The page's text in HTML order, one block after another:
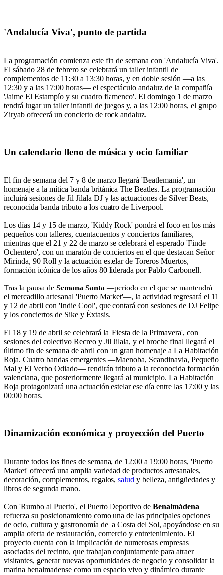
'Andalucía Viva', punto de partida
La programación comienza este fin de semana con 'Andalucía Viva'.
El sábado 28 de febrero se celebrará un taller infantil de
complementos de 11:30 a 13:30 horas, y en doble sesión —a las
12:30 y a las 17:00 horas— el espectáculo andaluz de la compañía
'Jaime El Estampío y su cuadro flamenco'. El domingo 1 de marzo
tendrá lugar un taller infantil de juegos y, a las 12:00 horas, el grupo
Ziryab ofrecerá un concierto de rock andaluz.
Un calendario lleno de música y ocio familiar
El fin de semana del 7 y 8 de marzo llegará 'Beatlemania', un
homenaje a la mítica banda británica The Beatles. La programación
incluirá sesiones de Jil Jilala DJ y las actuaciones de Silver Beats,
reconocida banda tributo a los cuatro de Liverpool.
Los días 14 y 15 de marzo, 'Kiddy Rock' pondrá el foco en los más
pequeños con talleres, cuentacuentos y conciertos familiares,
mientras que el 21 y 22 de marzo se celebrará el esperado 'Finde
Ochentero', con un maratón de conciertos en el que destacan Señor
Mirinda, 90 Roll y la actuación estelar de Toreros Muertos,
formación icónica de los años 80 liderada por Pablo Carbonell.
Tras la pausa de Semana Santa —periodo en el que se mantendrá
el mercadillo artesanal 'Puerto Market'—, la actividad regresará el 11
y 12 de abril con 'Indie Cool', que contará con sesiones de DJ Felipe
y los conciertos de Sike y Éxtasis.
El 18 y 19 de abril se celebrará la 'Fiesta de la Primavera', con
sesiones del colectivo Recreo y Jil Jilala, y el broche final llegará el
último fin de semana de abril con un gran homenaje a La Habitación
Roja. Cuatro bandas emergentes —Maenoba, Scandinavia, Pequeño
Mal y El Verbo Odiado— rendirán tributo a la reconocida formación
valenciana, que posteriormente llegará al municipio. La Habitación
Roja protagonizará una actuación estelar ese día entre las 17:00 y las
00:00 horas.
Dinamización económica y proyección del Puerto
Durante todos los fines de semana, de 12:00 a 19:00 horas, 'Puerto
Market' ofrecerá una amplia variedad de productos artesanales,
decoración, complementos, regalos, salud y belleza, antigüedades y
libros de segunda mano.
Con 'Rumbo al Puerto', el Puerto Deportivo de Benalmádena
refuerza su posicionamiento como una de las principales opciones
de ocio, cultura y gastronomía de la Costa del Sol, apoyándose en su
amplia oferta de restauración, comercio y entretenimiento. El
proyecto cuenta con la implicación de numerosas empresas
asociadas del recinto, que trabajan conjuntamente para atraer
visitantes, generar nuevas oportunidades de negocio y consolidar la
marina benalmadense como un espacio vivo y dinámico durante